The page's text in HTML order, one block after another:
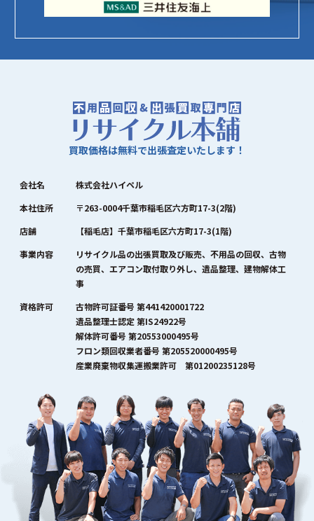
買取価格は無料で出張査定いたします！
会社名
株式会社ハイペル
本社住所
〒263-0004千葉市稲毛区六方町17-3(2階)
店舗
【稲毛店】千葉市稲毛区六方町17-3(1階)
事業内容
リサイクル品の出張買取及び販売、不用品の回収、古物
の売買、エアコン取付取り外し、遺品整理、建物解体工
事
資格許可
古物許可証番号 第441420001722
遺品整理士認定 第IS24922号
解体許可番号 第20553000495号
フロン類回収業者番号 第205520000495号
産業廃棄物収集運搬業許可 第01200235128号